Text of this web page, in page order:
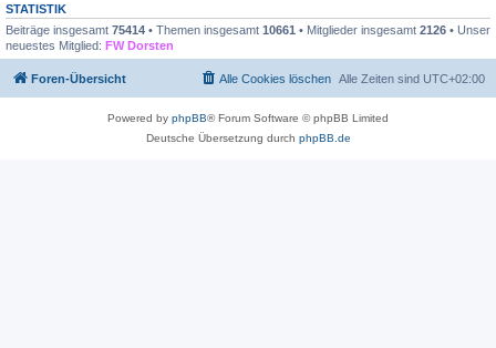
STATISTIK
Beiträge insgesamt 75414 • Themen insgesamt 10661 • Mitglieder insgesamt 2126 • Unser
neuestes Mitglied: FW Dorsten
Foren-Übersicht Alle Zeiten sind UTC+02:00
Alle Cookies löschen
Powered by phpBB® Forum Software © phpBB Limited
Deutsche Übersetzung durch phpBB.de